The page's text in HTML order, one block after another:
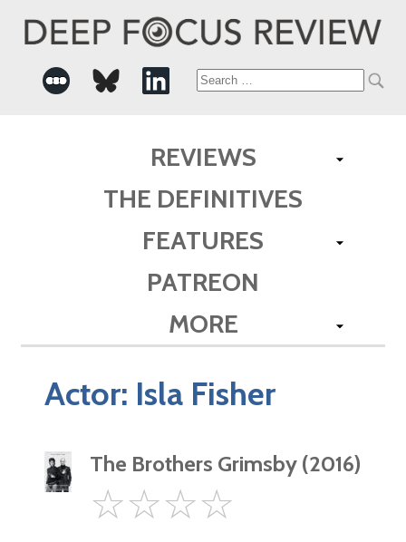
Search
REVIEWS
THE DEFINITIVES
FEATURES
PATREON
MORE
Actor: Isla Fisher
The Brothers Grimsby (2016)
Star
☆☆☆☆